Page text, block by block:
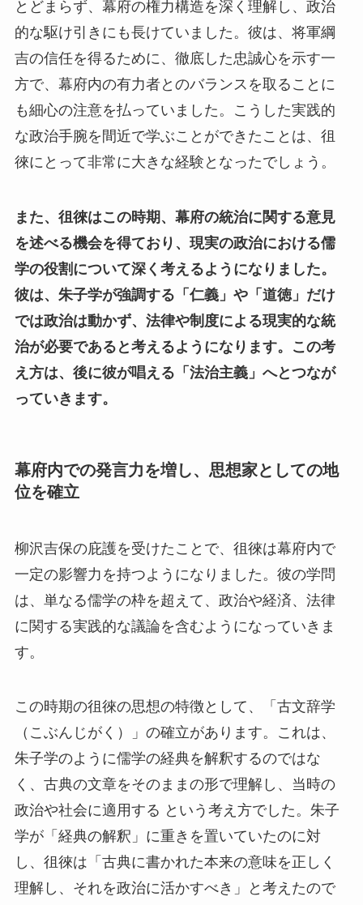
とどまらず、幕府の権力構造を深く理解し、政治
的な駆け引きにも長けていました。彼は、将軍綱
吉の信任を得るために、徹底した忠誠心を示す一
方で、幕府内の有力者とのバランスを取ることに
も細心の注意を払っていました。こうした実践的
な政治手腕を間近で学ぶことができたことは、徂
徠にとって非常に大きな経験となったでしょう。
また、徂徠はこの時期、幕府の統治に関する意見
を述べる機会を得ており、現実の政治における儒
学の役割について深く考えるようになりました。
彼は、朱子学が強調する「仁義」や「道徳」だけ
では政治は動かず、法律や制度による現実的な統
治が必要であると考えるようになります。この考
え方は、後に彼が唱える「法治主義」へとつなが
っていきます。
幕府内での発言力を増し、思想家としての地
位を確立
柳沢吉保の庇護を受けたことで、徂徠は幕府内で
一定の影響力を持つようになりました。彼の学問
は、単なる儒学の枠を超えて、政治や経済、法律
に関する実践的な議論を含むようになっていきま
す。
この時期の徂徠の思想の特徴として、「古文辞学
（こぶんじがく）」の確立があります。これは、
朱子学のように儒学の経典を解釈するのではな
く、古典の文章をそのままの形で理解し、当時の
政治や社会に適用する という考え方でした。朱子
学が「経典の解釈」に重きを置いていたのに対
し、徂徠は「古典に書かれた本来の意味を正しく
理解し、それを政治に活かすべき」と考えたので